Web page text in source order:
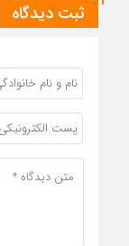
ثبت دیدگاه